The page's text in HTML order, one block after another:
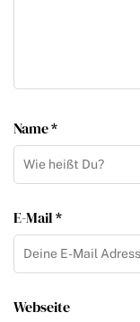
Name *
E-Mail *
Webseite